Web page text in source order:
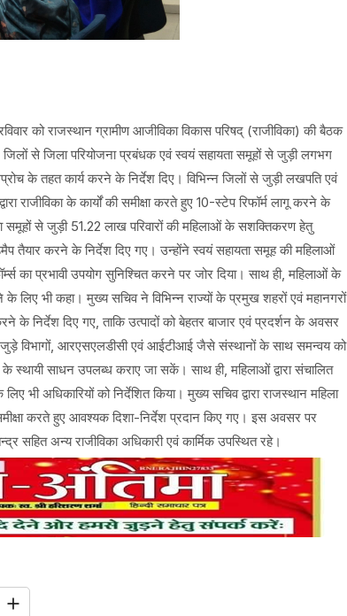
को राजस्थान ग्रामीण आजीविका विकास परिषद् (राजीविका) की बैठक
से जिला परियोजना प्रबंधक एवं स्वयं सहायता समूहों से जुड़ी लगभग
के तहत कार्य करने के निर्देश दिए। विभिन्न जिलों से जुड़ी लखपति एवं
राजीविका के कार्यों की समीक्षा करते हुए 10-स्टेप रिफॉर्म लागू करने के
समूहों से जुड़ी 51.22 लाख परिवारों की महिलाओं के सशक्तिकरण हेतु
करने के निर्देश दिए गए। उन्होंने स्वयं सहायता समूह की महिलाओं
का प्रभावी उपयोग सुनिश्चित करने पर जोर दिया। साथ ही, महिलाओं के
लिए भी कहा। मुख्य सचिव ने विभिन्न राज्यों के प्रमुख शहरों एवं महानगरों
निर्देश दिए गए, ताकि उत्पादों को बेहतर बाजार एवं प्रदर्शन के अवसर
जुड़े विभागों, आरएसएलडीसी एवं आईटीआई जैसे संस्थानों के साथ समन्वय को
साधन उपलब्ध कराए जा सकें। साथ ही, महिलाओं द्वारा संचालित
अधिकारियों को निर्देशित किया। मुख्य सचिव द्वारा राजस्थान महिला
करते हुए आवश्यक दिशा-निर्देश प्रदान किए गए। इस अवसर पर
सहित अन्य राजीविका अधिकारी एवं कार्मिक उपस्थित रहे।